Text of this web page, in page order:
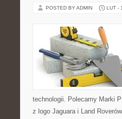
POSTED BY ADMIN LUT -
technologii. Polecamy Marki
z logo Jaguara i Land